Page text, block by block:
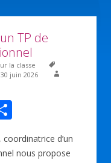
TP de
la classe
30 juin 2026
ar
ta
d’un
nous propose